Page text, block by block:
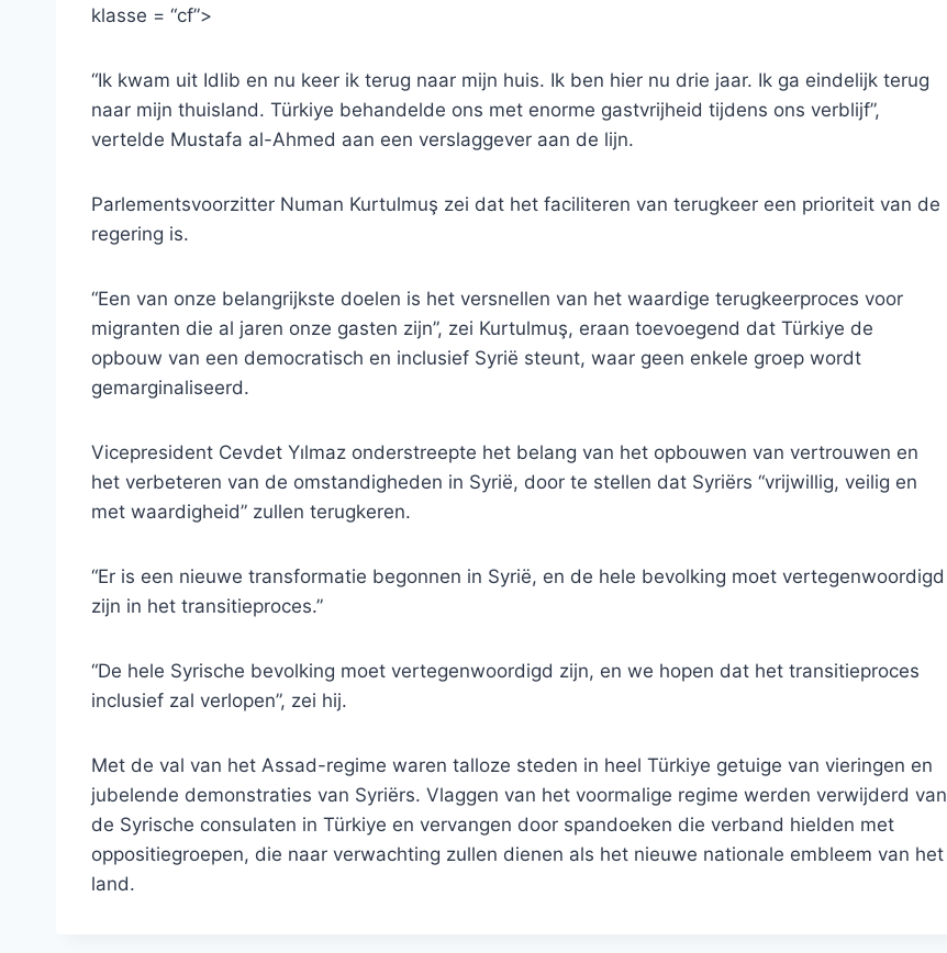
klasse = “cf”>
“Ik kwam uit Idlib en nu keer ik terug naar mijn huis. Ik ben hier nu drie jaar. Ik ga eindelijk terug
naar mijn thuisland. Türkiye behandelde ons met enorme gastvrijheid tijdens ons verblijf”,
vertelde Mustafa al-Ahmed aan een verslaggever aan de lijn.
Parlementsvoorzitter Numan Kurtulmuş zei dat het faciliteren van terugkeer een prioriteit van de
regering is.
“Een van onze belangrijkste doelen is het versnellen van het waardige terugkeerproces voor
migranten die al jaren onze gasten zijn”, zei Kurtulmuş, eraan toevoegend dat Türkiye de
opbouw van een democratisch en inclusief Syrië steunt, waar geen enkele groep wordt
gemarginaliseerd.
Vicepresident Cevdet Yılmaz onderstreepte het belang van het opbouwen van vertrouwen en
het verbeteren van de omstandigheden in Syrië, door te stellen dat Syriërs “vrijwillig, veilig en
met waardigheid” zullen terugkeren.
“Er is een nieuwe transformatie begonnen in Syrië, en de hele bevolking moet vertegenwoordigd
zijn in het transitieproces.”
“De hele Syrische bevolking moet vertegenwoordigd zijn, en we hopen dat het transitieproces
inclusief zal verlopen”, zei hij.
Met de val van het Assad-regime waren talloze steden in heel Türkiye getuige van vieringen en
jubelende demonstraties van Syriërs. Vlaggen van het voormalige regime werden verwijderd van
de Syrische consulaten in Türkiye en vervangen door spandoeken die verband hielden met
oppositiegroepen, die naar verwachting zullen dienen als het nieuwe nationale embleem van het
land.